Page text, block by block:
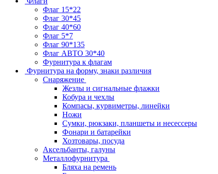
Флаг 15*22
Флаг 30*45
Флаг 40*60
Флаг 5*7
Флаг 90*135
Флаг АВТО 30*40
Фурнитура к флагам
Фурнитура на форму, знаки различия
Снаряжение
Жезлы и сигнальные флажки
Кобура и чехлы
Компасы, курвиметры, линейки
Ножи
Сумки, рюкзаки, планшеты и несессеры
Фонари и батарейки
Хозтовары, посуда
Аксельбанты, галуны
Металлофурнитура
Бляха на ремень